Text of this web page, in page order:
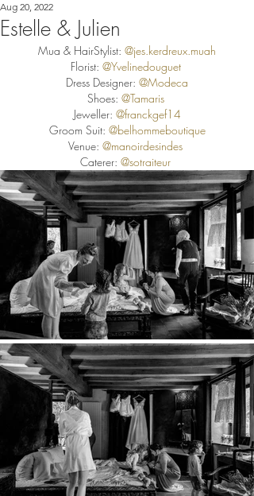
Estelle & Julien
Aug 20, 2022
Mua & HairStylist: @jes.kerdreux.muah
Florist: @Yvelinedouguet
Dress Designer: @Modeca
Shoes: @Tamaris
Jeweller: @franckgef14
Groom Suit: @belhommeboutique
Venue: @manoirdesindes
Caterer: @sotraiteur